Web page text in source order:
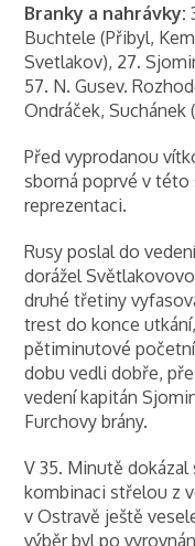
Branky a nahrávky:
Buchtele (Přibyl,
Svetlakov), 27.
57. N. Gusev.
Ondráček, Suchánek
Před vyprodanou
sborná poprvé v této
reprezentaci.
Rusy poslal do
dorážel
druhé třetiny
trest do konce
pětiminutové
dobu vedli dobře,
vedení kapitán
Furchovy brány.
V 35. Minutě
kombinaci střelou z
v Ostravě ještě
výběr byl po